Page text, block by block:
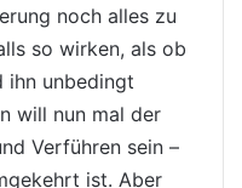
noch alles zu
so wirken, als ob
ihn unbedingt
will nun mal der
Verführen sein –
ist. Aber